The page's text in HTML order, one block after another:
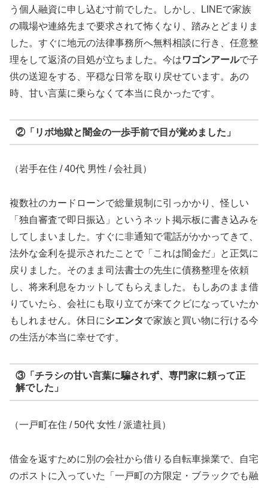
う個人融資に申し込む寸前でした。しかし、LINEで家族
の職場や連絡先まで要求されて怖くなり、踏みとどまりま
した。すぐに地元の法律事務所へ無料相談に行き、任意整
理をして返済の目処が立ちました。今はワゴンアールで子
供の送迎をする、平穏な日常を取り戻せています。あの
時、甘い言葉に乗らなくて本当に良かったです。
②「リボ地獄と闇金の一歩手前で目が覚めました」
（岩手在住 / 40代 男性 / 会社員）
複数社のカードローンで総量規制に引っかかり、怪しい
「独自審査で即日振込」というネット掲示板に書き込みを
してしまいました。すぐに非通知で電話がかかってきて、
法外な金利を提示されたことで「これは闇金だ」と正気に
戻りました。そのまま司法書士の先生に債務整理を依頼
し、将来利息をカットしてもらえました。もしあのまま借
りていたら、会社にも取り立てが来てクビになっていたか
もしれません。休日にシエンタで家族と買い物に行ける今
の生活が本当に幸せです。
③「チラシの甘い言葉に騙されず、専門家に頼って正
解でした」
（一戸町在住 / 50代 女性 / 派遣社員）
借金を返すために別の会社から借りる自転車操業で、自宅
のポストに入っていた「一戸町の方限定・ブラックでも融